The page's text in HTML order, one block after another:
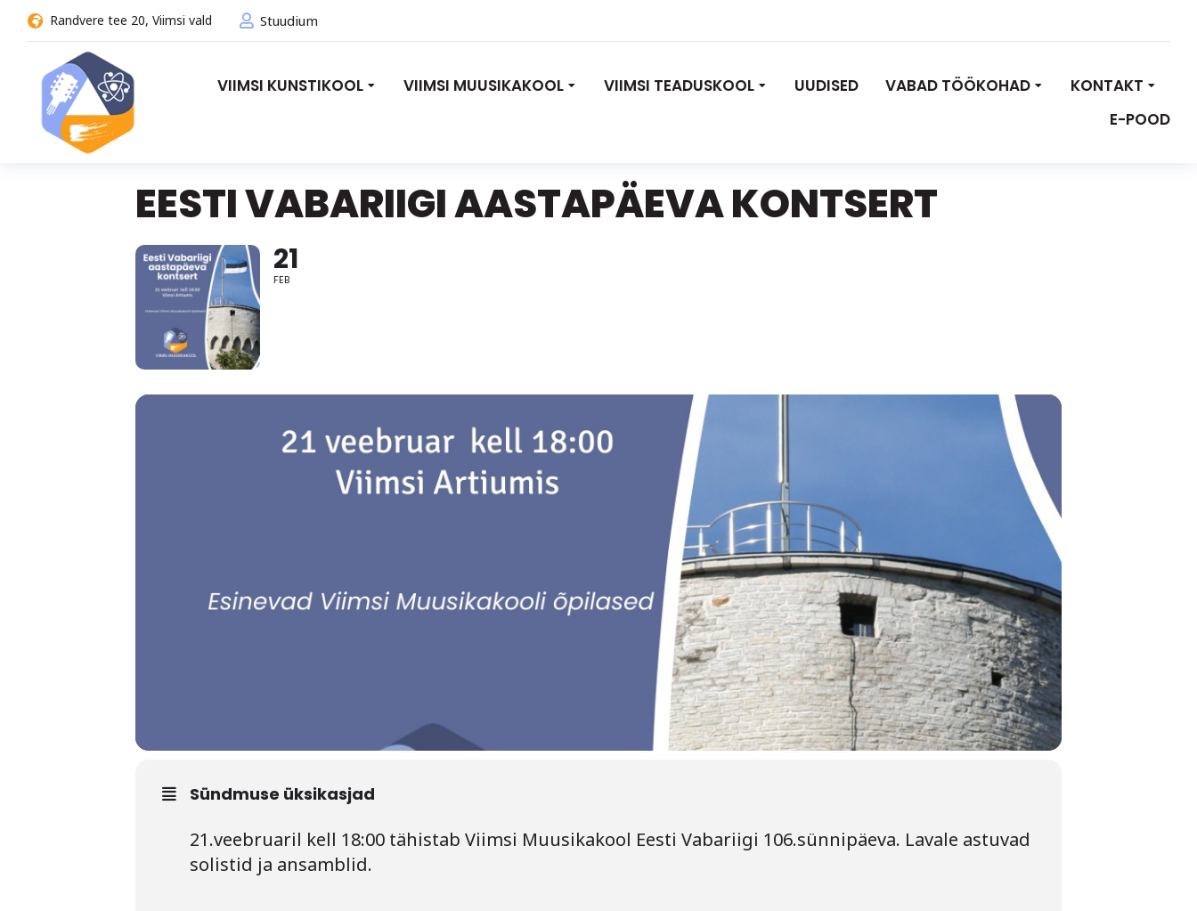
Randvere tee 20, Viimsi vald Stuudium
VIIMSI KUNSTIKOOL VIIMSI MUUSIKAKOOL VIIMSI TEADUSKOOL UUDISED VABAD TÖÖKOHAD
KONTAKT
E-POOD
EESTI VABARIIGI AASTAPÄEVA KONTSERT
21
FEB
Sündmuse üksikasjad
21.veebruaril kell 18:00 tähistab Viimsi Muusikakool Eesti Vabariigi 106.sünnipäeva. Lavale astuvad
solistid ja ansamblid.